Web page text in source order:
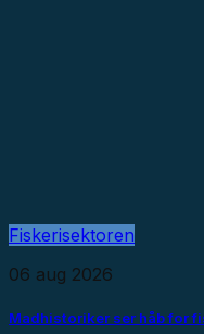
Fiskerisektoren
06 aug 2026
Madhistoriker ser håb for